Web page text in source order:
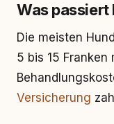
Was passiert
Die meisten
5 bis 15
Versicherung